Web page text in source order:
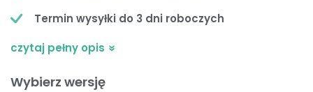
Termin wysyłki do 3 dni roboczych
czytaj pełny opis
Wybierz wersję